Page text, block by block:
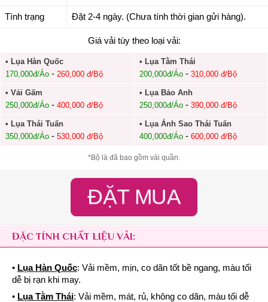
Tình trạng Đặt 2-4 ngày. (Chưa tính thời gian gửi hàng).
Giá vải tùy theo loại vải:
• Lụa Hàn Quốc
170,000đ/Áo - 260,000 đ/Bộ
• Lụa Tằm Thái
200,000đ/Áo- 310,000 đ/Bộ
• Vải Gấm
250,000đ/Áo - 400,000 đ/Bộ
• Lụa Bảo Anh
250,000đ/Áo- 390,000 đ/Bộ
• Lụa Thái Tuấn
350,000đ/Áo - 530,000 đ/Bộ
• Lụa Ánh Sao Thái Tuấn
400,000đ/Áo- 600,000 đ/Bộ
*Bộ là đã bao gồm vải quần.
ĐẶT MUA
ĐẶC TÍNH CHẤT LIỆU VẢI:
• Lụa Hàn Quốc: Vải mềm, mịn, co dãn tốt bề ngang, màu tối
dễ bị rạn khi may.
• Lụa Tằm Thái: Vải mềm, mát, rủ, không co dãn, màu tối dễ